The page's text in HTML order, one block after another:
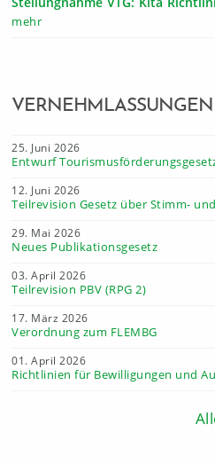
mehr
VERNEHMLASSUNGEN
25. Juni 2026
Entwurf
12. Juni 2026
Teilrevision Gesetz über Stimm-
29. Mai 2026
Neues Publikationsgesetz
03. April 2026
Teilrevision PBV (RPG 2)
17. März 2026
Verordnung zum FLEMBG
01. April 2026
Richtlinien für Bewilligungen und